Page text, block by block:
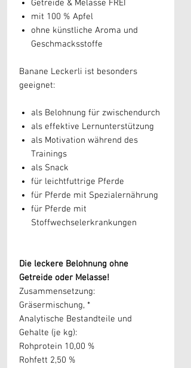
Getreide & Melasse FREI
mit 100 % Apfel
ohne künstliche Aroma und
Geschmacksstoffe
Banane Leckerli ist besonders
geeignet:
als Belohnung für zwischendurch
als effektive Lernunterstützung
als Motivation während des
Trainings
als Snack
für leichtfuttrige Pferde
für Pferde mit Spezialernährung
für Pferde mit
Stoffwechselerkrankungen
Die leckere Belohnung ohne
Getreide oder Melasse!
Zusammensetzung:
Gräsermischung, *
Analytische Bestandteile und
Gehalte (je kg):
Rohprotein 10,00 %
Rohfett 2,50 %